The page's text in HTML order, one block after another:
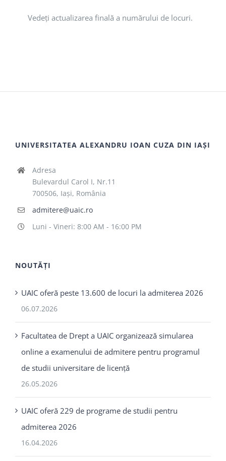
Vedeţi actualizarea finală a numărului de locuri.
UNIVERSITATEA ALEXANDRU IOAN CUZA DIN IAȘI
Adresa
Bulevardul Carol I, Nr.11
700506, Iaşi, România
admitere@uaic.ro
Luni - Vineri: 8:00 AM - 16:00 PM
NOUTĂȚI
UAIC oferă peste 13.600 de locuri la admiterea 2026
06.07.2026
Facultatea de Drept a UAIC organizează simularea
online a examenului de admitere pentru programul
de studii universitare de licență
26.05.2026
UAIC oferă 229 de programe de studii pentru
admiterea 2026
16.04.2026